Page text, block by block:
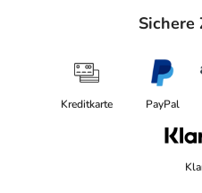
Sichere
Kreditkarte PayPal